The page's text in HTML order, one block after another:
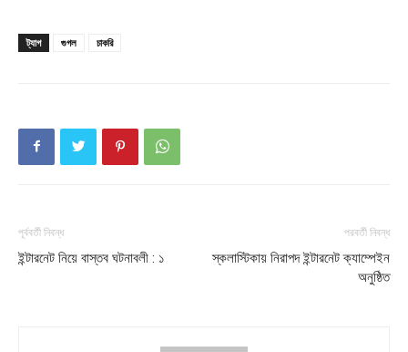
ট্যাগ গুগল চাকরি
পূর্ববর্তী নিবন্ধ
ইন্টারনেট নিয়ে বাস্তব ঘটনাবলী : ১
পরবর্তী নিবন্ধ
স্কলাস্টিকায় নিরাপদ ইন্টারনেট ক্যাম্পেইন
অনুষ্ঠিত